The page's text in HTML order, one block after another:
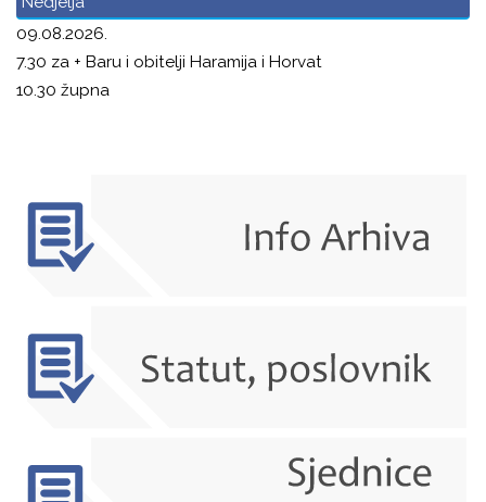
09.08.2026.
7.30 za + Baru i obitelji Haramija i Horvat
10.30 župna